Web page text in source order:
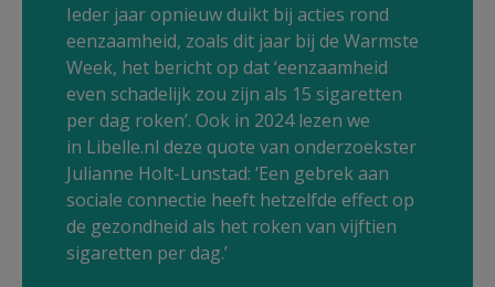
Ieder jaar opnieuw duikt bij acties rond
eenzaamheid, zoals dit jaar bij de Warmste
Week, het bericht op dat ‘eenzaamheid
even schadelijk zou zijn als 15 sigaretten
per dag roken’. Ook in 2024 lezen we
in Libelle.nl deze quote van onderzoekster
Julianne Holt-Lunstad: ‘Een gebrek aan
sociale connectie heeft hetzelfde effect op
de gezondheid als het roken van vijftien
sigaretten per dag.’